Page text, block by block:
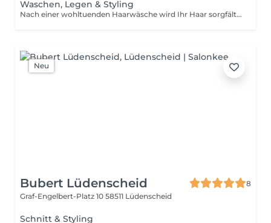
Waschen, Legen & Styling
Nach einer wohltuenden Haarwäsche wird Ihr Haar sorgfältig auf Wickler gelegt. So erhält es die gewünschte Form und kann während des Trocknens Volumen, Bewegung oder sanfte Wellen entwickeln. Anschließend werden die Wickler entfernt und Ihr Haar professionell gestylt. Dabei bringen wir Ihre Frisur in Form, frisieren sie sorgfältig aus und verleihen Ihren Haaren den letzten Feinschliff. Kurz = bis Ohrlänge Mittel = bis Schulter Lang = unterhalb der Schulter Extra lang/dicht = höherer Materialaufwand
Neu
Bubert Lüdenscheid
8
Graf-Engelbert-Platz 10 58511 Lüdenscheid
Schnitt & Styling